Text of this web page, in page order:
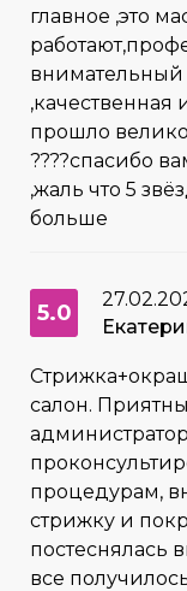
главное ,это
внимательный
,качественная
прошло
????спасибо
,жаль что 5
больше
5.0
салон.
процедурам,
стрижку и
постеснялась
все